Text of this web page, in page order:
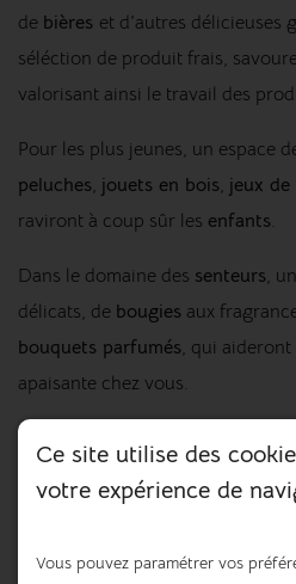
de bières et d'autres délicieuses
séléction de produit frais,
valorisant ainsi le travail des
Pour les plus jeunes, un espace
peluches, jouets en bois, jeux
raviront à coup sûr les enfants
Dans le domaine des senteurs,
délicats, de bougies aux
bouquets parfumés, qui
apaisante chez vous.
Pour finir, Marine a également
et de
pièces à la fois tendance et
Ce site utilise des
votre expérience de
Vous pouvez paramétrer vos